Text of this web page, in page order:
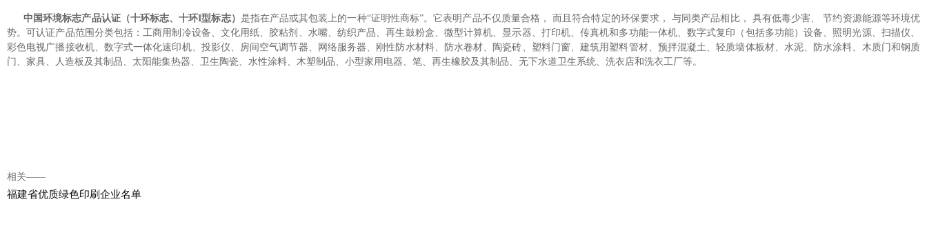
中国环境标志产品认证（十环标志、十环I型标志） 是指在产品或其包装上的一种“证明性商标”。它表明产品不仅质量合格， 而且符合特定的环保要求， 与同类产品相比， 具有低毒少害、 节约资源能源等环境优
势。可认证产品范围分类包括：工商用制冷设备、文化用纸、胶粘剂、水嘴、纺织产品、再生鼓粉盒、微型计算机、显示器、打印机、传真机和多功能一体机、数字式复印（包括多功能）设备、照明光源、扫描仪、
彩色电视广播接收机、数字式一体化速印机、投影仪、房间空气调节器、网络服务器、刚性防水材料、防水卷材、陶瓷砖、塑料门窗、建筑用塑料管材、预拌混凝土、轻质墙体板材、水泥、防水涂料、木质门和钢质
门、家具、人造板及其制品、太阳能集热器、卫生陶瓷、水性涂料、木塑制品、小型家用电器、笔、再生橡胶及其制品、无下水道卫生系统、洗衣店和洗衣工厂等。
相关——
福建省优质绿色印刷企业名单